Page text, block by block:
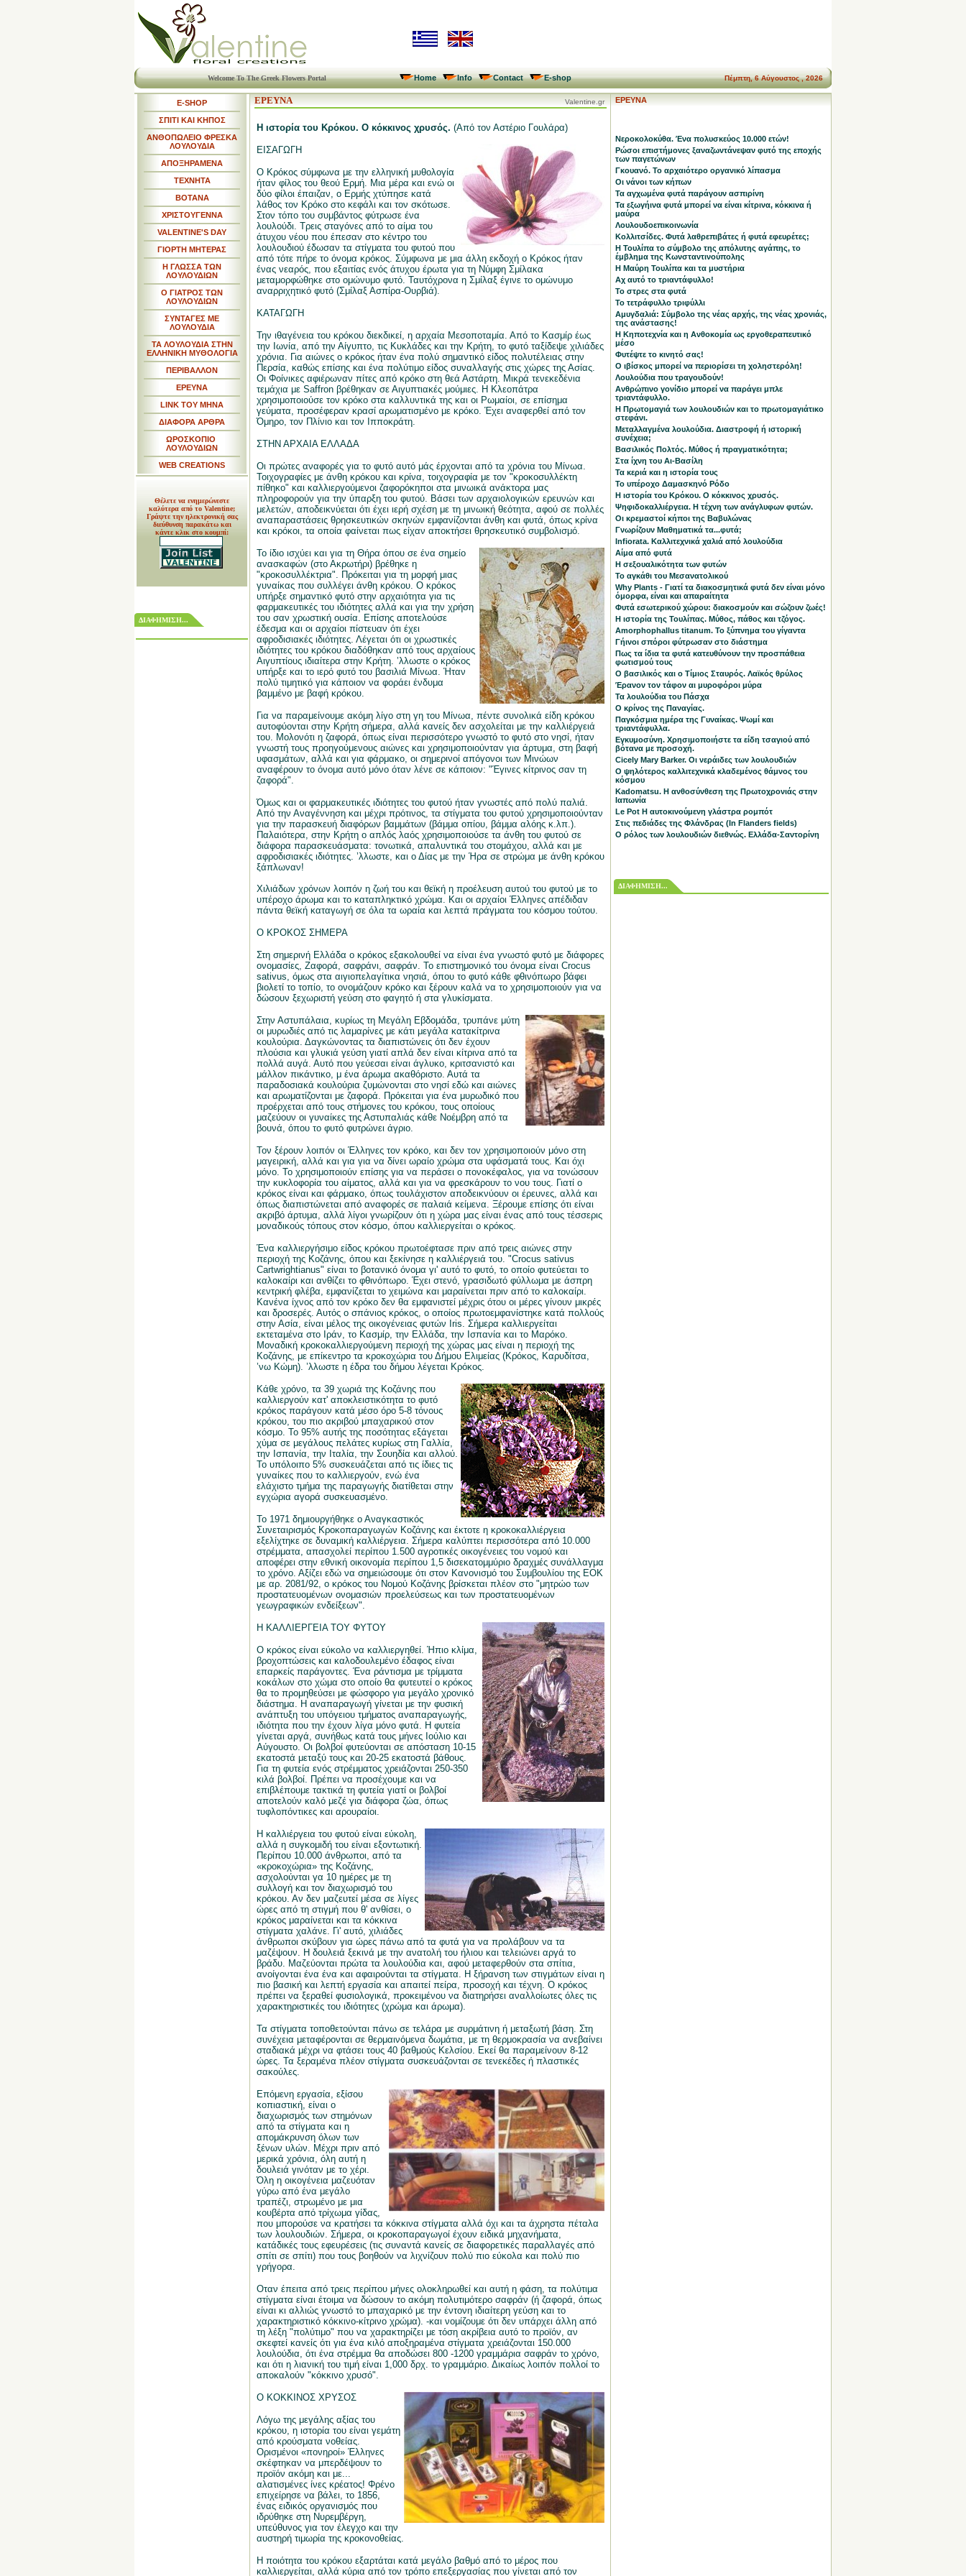
Welcome To The Greek Flowers Portal Home Info Contact E-shop Πέμπτη, 6 Αύγουστος , 2026
E-SHOP
ΣΠΙΤΙ ΚΑΙ ΚΗΠΟΣ
ΑΝΘΟΠΩΛΕΙΟ ΦΡΕΣΚΑ
ΛΟΥΛΟΥΔΙΑ
ΑΠΟΞΗΡΑΜΕΝΑ
ΤΕΧΝΗΤΑ
ΒΟΤΑΝΑ
ΧΡΙΣΤΟΥΓΕΝΝΑ
VALENTINE'S DAY
ΓΙΟΡΤΗ ΜΗΤΕΡΑΣ
Η ΓΛΩΣΣΑ ΤΩΝ
ΛΟΥΛΟΥΔΙΩΝ
Ο ΓΙΑΤΡΟΣ ΤΩΝ
ΛΟΥΛΟΥΔΙΩΝ
ΣΥΝΤΑΓΕΣ ΜΕ
ΛΟΥΛΟΥΔΙΑ
ΤΑ ΛΟΥΛΟΥΔΙΑ ΣΤΗΝ
ΕΛΛΗΝΙΚΗ ΜΥΘΟΛΟΓΙΑ
ΠΕΡΙΒΑΛΛΟΝ
ΕΡΕΥΝΑ
LINK TOY MHNA
ΔΙΑΦΟΡΑ ΑΡΘΡΑ
ΩΡΟΣΚΟΠΙΟ
ΛΟΥΛΟΥΔΙΩΝ
WEB CREATIONS
Θέλετε να ενημερώνεστε
καλύτερα από το Valentine;
Γράψτε την ηλεκτρονική σας
διεύθυνση παρακάτω και
κάντε κλικ στο κουμπί:
ΔΙΑΦΗΜΙΣΗ...
ΕΡΕΥΝΑ Valentine.gr
Η ιστορία του Κρόκου. Ο κόκκινος χρυσός. (Από τον Αστέριο Γουλάρα)
ΕΙΣΑΓΩΓΗ
Ο Κρόκος σύμφωνα με την ελληνική μυθολογία
ήταν φίλος του θεού Ερμή. Μια μέρα και ενώ οι
δύο φίλοι έπαιζαν, ο Ερμής χτύπησε κατά
λάθος τον Κρόκο στο κεφάλι και τον σκότωσε.
Στον τόπο του συμβάντος φύτρωσε ένα
λουλούδι. Τρεις σταγόνες από το αίμα του
άτυχου νέου που έπεσαν στο κέντρο του
λουλουδιού έδωσαν τα στίγματα του φυτού που
από τότε πήρε το όνομα κρόκος. Σύμφωνα με μια άλλη εκδοχή ο Κρόκος ήταν
ένας νεαρός, που εξαιτίας ενός άτυχου έρωτα για τη Νύμφη Σμίλακα
μεταμορφώθηκε στο ομώνυμο φυτό. Ταυτόχρονα η Σμίλαξ έγινε το ομώνυμο
αναρριχητικό φυτό (Σμίλαξ Ασπίρα-Ουρβιά).
ΚΑΤΑΓΩΓΗ
Την ιθαγένεια του κρόκου διεκδικεί, η αρχαία Μεσοποταμία. Από το Κασμίρ έως
την Ιωνία, από την Αίγυπτο, τις Κυκλάδες και την Κρήτη, το φυτό ταξίδεψε χιλιάδες
χρόνια. Για αιώνες ο κρόκος ήταν ένα πολύ σημαντικό είδος πολυτέλειας στην
Περσία, καθώς επίσης και ένα πολύτιμο είδος συναλλαγής στις χώρες της Ασίας.
Οι Φοίνικες αφιέρωναν πίτες από κρόκο στη θεά Αστάρτη. Μικρά τενεκεδένια
τεμάχια με Saffron βρέθηκαν σε Αιγυπτιακές μούμιες. Η Κλεοπάτρα
χρησιμοποιούσε τον κρόκο στα καλλυντικά της και οι Ρωμαίοι, σε επίσημα
γεύματα, προσέφεραν κρασί αρωματισμένο με κρόκο. Έχει αναφερθεί από τον
Όμηρο, τον Πλίνιο και τον Ιπποκράτη.
ΣΤΗΝ ΑΡΧΑΙΑ ΕΛΛΑΔΑ
Οι πρώτες αναφορές για το φυτό αυτό μάς έρχονται από τα χρόνια του Μίνωα.
Τοιχογραφίες με άνθη κρόκου και κρίνα, τοιχογραφία με τον "κροκοσυλλέκτη
πίθηκο" και καλλιεργούμενοι ζαφορόκηποι στα μινωικά ανάκτορα μας
πληροφορούν για την ύπαρξη του φυτού. Βάσει των αρχαιολογικών ερευνών και
μελετών, αποδεικνύεται ότι έχει ιερή σχέση με τη μινωική θεότητα, αφού σε πολλές
αναπαραστάσεις θρησκευτικών σκηνών εμφανίζονται άνθη και φυτά, όπως κρίνα
και κρόκοι, τα οποία φαίνεται πως είχαν αποκτήσει θρησκευτικό συμβολισμό.
Το ίδιο ισχύει και για τη Θήρα όπου σε ένα σημείο
ανασκαφών (στο Ακρωτήρι) βρέθηκε η
"κροκοσυλλέκτρια". Πρόκειται για τη μορφή μιας
γυναίκας που συλλέγει άνθη κρόκου. Ο κρόκος
υπήρξε σημαντικό φυτό στην αρχαιότητα για τις
φαρμακευτικές του ιδιότητες αλλά και για την χρήση
του σαν χρωστική ουσία. Επίσης αποτελούσε
έδεσμα και οι αρχαίοι πίστευαν ότι έχει
αφροδισιακές ιδιότητες. Λέγεται ότι οι χρωστικές
ιδιότητες του κρόκου διαδόθηκαν από τους αρχαίους
Αιγυπτίους ιδιαίτερα στην Κρήτη. ’λλωστε ο κρόκος
υπήρξε και το ιερό φυτό του βασιλιά Μίνωα. Ήταν
πολύ τιμητικό για κάποιον να φοράει ένδυμα
βαμμένο με βαφή κρόκου.
Για να παραμείνουμε ακόμη λίγο στη γη του Μίνωα, πέντε συνολικά είδη κρόκου
αυτοφύονται στην Κρήτη σήμερα, αλλά κανείς δεν ασχολείται με την καλλιέργειά
του. Μολονότι η ζαφορά, όπως είναι περισσότερο γνωστό το φυτό στο νησί, ήταν
γνωστή τους προηγούμενους αιώνες και χρησιμοποιούνταν για άρτυμα, στη βαφή
υφασμάτων, αλλά και για φάρμακο, οι σημερινοί απόγονοι των Μινώων
αναφέρουν το όνομα αυτό μόνο όταν λένε σε κάποιον: "Έγινες κίτρινος σαν τη
ζαφορά".
Όμως και οι φαρμακευτικές ιδιότητες του φυτού ήταν γνωστές από πολύ παλιά.
Από την Αναγέννηση και μέχρι πρότινος, τα στίγματα του φυτού χρησιμοποιούνταν
για την παρασκευή διαφόρων βαμμάτων (βάμμα οπίου, βάμμα αλόης κ.λπ.).
Παλαιότερα, στην Κρήτη ο απλός λαός χρησιμοποιούσε τα άνθη του φυτού σε
διάφορα παρασκευάσματα: τονωτικά, απαλυντικά του στομάχου, αλλά και με
αφροδισιακές ιδιότητες. ’λλωστε, και ο Δίας με την Ήρα σε στρώμα με άνθη κρόκου
ξάπλωναν!
Χιλιάδων χρόνων λοιπόν η ζωή του και θεϊκή η προέλευση αυτού του φυτού με το
υπέροχο άρωμα και το καταπληκτικό χρώμα. Και οι αρχαίοι Έλληνες απέδιδαν
πάντα θεϊκή καταγωγή σε όλα τα ωραία και λεπτά πράγματα του κόσμου τούτου.
Ο ΚΡΟΚΟΣ ΣΗΜΕΡΑ
Στη σημερινή Ελλάδα ο κρόκος εξακολουθεί να είναι ένα γνωστό φυτό με διάφορες
ονομασίες, Ζαφορά, σαφράνι, σαφράν. Το επιστημονικό του όνομα είναι Crocus
sativus, όμως στα αιγιοπελαγίτικα νησιά, όπου το φυτό κάθε φθινόπωρο βάφει
βιολετί το τοπίο, το ονομάζουν κρόκο και ξέρουν καλά να το χρησιμοποιούν για να
δώσουν ξεχωριστή γεύση στο φαγητό ή στα γλυκίσματα.
Στην Αστυπάλαια, κυρίως τη Μεγάλη Εβδομάδα, τρυπάνε μύτη
οι μυρωδιές από τις λαμαρίνες με κάτι μεγάλα κατακίτρινα
κουλούρια. Δαγκώνοντας τα διαπιστώνεις ότι δεν έχουν
πλούσια και γλυκιά γεύση γιατί απλά δεν είναι κίτρινα από τα
πολλά αυγά. Αυτό που γεύεσαι είναι άγλυκο, κριτσανιστό και
μάλλον πικάντικο, μ ένα άρωμα ακαθόριστο. Αυτά τα
παραδοσιακά κουλούρια ζυμώνονται στο νησί εδώ και αιώνες
και αρωματίζονται με ζαφορά. Πρόκειται για ένα μυρωδικό που
προέρχεται από τους στήμονες του κρόκου, τους οποίους
μαζεύουν οι γυναίκες της Αστυπαλιάς κάθε Νοέμβρη από τα
βουνά, όπου το φυτό φυτρώνει άγριο.
Τον ξέρουν λοιπόν οι Έλληνες τον κρόκο, και δεν τον χρησιμοποιούν μόνο στη
μαγειρική, αλλά και για για να δίνει ωραίο χρώμα στα υφάσματά τους. Και όχι
μόνο. Το χρησιμοποιούν επίσης για να περάσει ο πονοκέφαλος, για να τονώσουν
την κυκλοφορία του αίματος, αλλά και για να φρεσκάρουν το νου τους. Γιατί ο
κρόκος είναι και φάρμακο, όπως τουλάχιστον αποδεικνύουν οι έρευνες, αλλά και
όπως διαπιστώνεται από αναφορές σε παλαιά κείμενα. Ξέρουμε επίσης ότι είναι
ακριβό άρτυμα, αλλά λίγοι γνωρίζουν ότι η χώρα μας είναι ένας από τους τέσσερις
μοναδικούς τόπους στον κόσμο, όπου καλλιεργείται ο κρόκος.
Ένα καλλιεργήσιμο είδος κρόκου πρωτοέφτασε πριν από τρεις αιώνες στην
περιοχή της Κοζάνης, όπου και ξεκίνησε η καλλιέργειά του. "Crocus sativus
Cartwrightianus" είναι το βοτανικό όνομα γι' αυτό το φυτό, το οποίο φυτεύεται το
καλοκαίρι και ανθίζει το φθινόπωρο. Έχει στενό, γρασιδωτό φύλλωμα με άσπρη
κεντρική φλέβα, εμφανίζεται το χειμώνα και μαραίνεται πριν από το καλοκαίρι.
Κανένα ίχνος από τον κρόκο δεν θα εμφανιστεί μέχρις ότου οι μέρες γίνουν μικρές
και δροσερές. Αυτός ο σπάνιος κρόκος, ο οποίος πρωτοεμφανίστηκε κατά πολλούς
στην Ασία, είναι μέλος της οικογένειας φυτών Iris. Σήμερα καλλιεργείται
εκτεταμένα στο Ιράν, το Κασμίρ, την Ελλάδα, την Ισπανία και το Μαρόκο.
Μοναδική κροκοκαλλιεργούμενη περιοχή της χώρας μας είναι η περιοχή της
Κοζάνης, με επίκεντρο τα κροκοχώρια του Δήμου Ελιμείας (Κρόκος, Καρυδίτσα,
’νω Κώμη). ’λλωστε η έδρα του δήμου λέγεται Κρόκος.
Κάθε χρόνο, τα 39 χωριά της Κοζάνης που
καλλιεργούν κατ' αποκλειστικότητα το φυτό
κρόκος παράγουν κατά μέσο όρο 5-8 τόνους
κρόκου, του πιο ακριβού μπαχαρικού στον
κόσμο. Το 95% αυτής της ποσότητας εξάγεται
χύμα σε μεγάλους πελάτες κυρίως στη Γαλλία,
την Ισπανία, την Ιταλία, την Σουηδία και αλλού.
Το υπόλοιπο 5% συσκευάζεται από τις ίδιες τις
γυναίκες που το καλλιεργούν, ενώ ένα
ελάχιστο τμήμα της παραγωγής διατίθεται στην
εγχώρια αγορά συσκευασμένο.
Το 1971 δημιουργήθηκε ο Αναγκαστικός
Συνεταιρισμός Κροκοπαραγωγών Κοζάνης και έκτοτε η κροκοκαλλιέργεια
εξελίχτηκε σε δυναμική καλλιέργεια. Σήμερα καλύπτει περισσότερα από 10.000
στρέμματα, απασχολεί περίπου 1.500 αγροτικές οικογένειες του νομού και
αποφέρει στην εθνική οικονομία περίπου 1,5 δισεκατομμύριο δραχμές συνάλλαγμα
το χρόνο. Αξίζει εδώ να σημειώσουμε ότι στον Κανονισμό του Συμβουλίου της ΕΟΚ
με αρ. 2081/92, ο κρόκος του Νομού Κοζάνης βρίσκεται πλέον στο "μητρώο των
προστατευομένων ονομασιών προελεύσεως και των προστατευομένων
γεωγραφικών ενδείξεων".
Η ΚΑΛΛΙΕΡΓΕΙΑ ΤΟΥ ΦΥΤΟΥ
Ο κρόκος είναι εύκολο να καλλιεργηθεί. Ήπιο κλίμα,
βροχοπτώσεις και καλοδουλεμένο έδαφος είναι
επαρκείς παράγοντες. Ένα ράντισμα με τρίμματα
κοκάλων στο χώμα στο οποίο θα φυτευτεί ο κρόκος
θα το προμηθεύσει με φώσφορο για μεγάλο χρονικό
διάστημα. Η αναπαραγωγή γίνεται με την φυσική
ανάπτυξη του υπόγειου τμήματος αναπαραγωγής,
ιδιότητα που την έχουν λίγα μόνο φυτά. Η φυτεία
γίνεται αργά, συνήθως κατά τους μήνες Ιούλιο και
Αύγουστο. Οι βολβοί φυτεύονται σε απόσταση 10-15
εκατοστά μεταξύ τους και 20-25 εκατοστά βάθους.
Για τη φυτεία ενός στρέμματος χρειάζονται 250-350
κιλά βολβοί. Πρέπει να προσέχουμε και να
επιβλέπουμε τακτικά τη φυτεία γιατί οι βολβοί
αποτελούν καλό μεζέ για διάφορα ζώα, όπως
τυφλοπόντικες και αρουραίοι.
Η καλλιέργεια του φυτού είναι εύκολη,
αλλά η συγκομιδή του είναι εξοντωτική.
Περίπου 10.000 άνθρωποι, από τα
«κροκοχώρια» της Κοζάνης,
ασχολούνται γα 10 ημέρες με τη
συλλογή και τον διαχωρισμό του
κρόκου. Αν δεν μαζευτεί μέσα σε λίγες
ώρες από τη στιγμή που θ' ανθίσει, ο
κρόκος μαραίνεται και τα κόκκινα
στίγματα χαλάνε. Γι' αυτό, χιλιάδες
άνθρωποι σκύβουν για ώρες πάνω από τα φυτά για να προλάβουν να τα
μαζέψουν. Η δουλειά ξεκινά με την ανατολή του ήλιου και τελειώνει αργά το
βράδυ. Μαζεύονται πρώτα τα λουλούδια και, αφού μεταφερθούν στα σπίτια,
ανοίγονται ένα ένα και αφαιρούνται τα στίγματα. Η ξήρανση των στιγμάτων είναι η
πιο βασική και λεπτή εργασία και απαιτεί πείρα, προσοχή και τέχνη. Ο κρόκος
πρέπει να ξεραθεί φυσιολογικά, προκειμένου να διατηρήσει αναλλοίωτες όλες τις
χαρακτηριστικές του ιδιότητες (χρώμα και άρωμα).
Τα στίγματα τοποθετούνται πάνω σε τελάρα με συρμάτινη ή μεταξωτή βάση. Στη
συνέχεια μεταφέρονται σε θερμαινόμενα δωμάτια, με τη θερμοκρασία να ανεβαίνει
σταδιακά μέχρι να φτάσει τους 40 βαθμούς Κελσίου. Εκεί θα παραμείνουν 8-12
ώρες. Τα ξεραμένα πλέον στίγματα συσκευάζονται σε τενεκέδες ή πλαστικές
σακούλες.
Επόμενη εργασία, εξίσου
κοπιαστική, είναι ο
διαχωρισμός των στημόνων
από τα στίγματα και η
απομάκρυνση όλων των
ξένων υλών. Μέχρι πριν από
μερικά χρόνια, όλη αυτή η
δουλειά γινόταν με το χέρι.
Όλη η οικογένεια μαζευόταν
γύρω από ένα μεγάλο
τραπέζι, στρωμένο με μια
κουβέρτα από τρίχωμα γίδας,
που μπορούσε να κρατήσει τα κόκκινα στίγματα αλλά όχι και τα άχρηστα πέταλα
των λουλουδιών. Σήμερα, οι κροκοπαραγωγοί έχουν ειδικά μηχανήματα,
κατάδικές τους εφευρέσεις (τις συναντά κανείς σε διαφορετικές παραλλαγές από
σπίτι σε σπίτι) που τους βοηθούν να λιχνίζουν πολύ πιο εύκολα και πολύ πιο
γρήγορα.
Οταν έπειτα από τρεις περίπου μήνες ολοκληρωθεί και αυτή η φάση, τα πολύτιμα
στίγματα είναι έτοιμα να δώσουν το ακόμη πολυτιμότερο σαφράν (ή ζαφορά, όπως
είναι κι αλλιώς γνωστό το μπαχαρικό με την έντονη ιδιαίτερη γεύση και το
χαρακτηριστικό κόκκινο-κίτρινο χρώμα). -και νομίζουμε ότι δεν υπάρχει άλλη από
τη λέξη "πολύτιμο" που να χαρακτηρίζει με τόση ακρίβεια αυτό το προϊόν, αν
σκεφτεί κανείς ότι για ένα κιλό αποξηραμένα στίγματα χρειάζονται 150.000
λουλούδια, ότι ένα στρέμμα θα αποδώσει 800 -1200 γραμμάρια σαφράν το χρόνο,
και ότι η λιανική του τιμή είναι 1,000 δρχ. το γραμμάριο. Δικαίως λοιπόν πολλοί το
αποκαλούν "κόκκινο χρυσό".
Ο ΚΟΚΚΙΝΟΣ ΧΡΥΣΟΣ
Λόγω της μεγάλης αξίας του
κρόκου, η ιστορία του είναι γεμάτη
από κρούσματα νοθείας.
Ορισμένοι «πονηροί» Έλληνες
σκέφτηκαν να μπερδέψουν το
προϊόν ακόμη και με...
αλατισμένες ίνες κρέατος! Φρένο
επιχείρησε να βάλει, το 1856,
ένας ειδικός οργανισμός που
ιδρύθηκε στη Νυρεμβέργη,
υπεύθυνος για τον έλεγχο και την
αυστηρή τιμωρία της κροκονοθείας.
Η ποιότητα του κρόκου εξαρτάται κατά μεγάλο βαθμό από το μέρος που
καλλιεργείται, αλλά κύρια από τον τρόπο επεξεργασίας που γίνεται από τον
ΕΡΕΥΝΑ
Νεροκολοκύθα. Ένα πολυσκεύος 10.000 ετών!
Ρώσοι επιστήμονες ξαναζωντάνεψαν φυτό της εποχής
των παγετώνων
Γκουανό. Το αρχαιότερο οργανικό λίπασμα
Οι νάνοι των κήπων
Τα αγχωμένα φυτά παράγουν ασπιρίνη
Τα εξωγήινα φυτά μπορεί να είναι κίτρινα, κόκκινα ή
μαύρα
Λουλουδοεπικοινωνία
Κολλιτσίδες. Φυτά λαθρεπιβάτες ή φυτά εφευρέτες;
Η Τουλίπα το σύμβολο της απόλυτης αγάπης, το
έμβλημα της Κωνσταντινούπολης
Η Μαύρη Τουλίπα και τα μυστήρια
Αχ αυτό το τριαντάφυλλο!
Το στρες στα φυτά
Το τετράφυλλο τριφύλλι
Αμυγδαλιά: Σύμβολο της νέας αρχής, της νέας χρονιάς,
της ανάστασης!
Η Κηποτεχνία και η Ανθοκομία ως εργοθεραπευτικό
μέσο
Φυτέψτε το κινητό σας!
Ο ιβίσκος μπορεί να περιορίσει τη χοληστερόλη!
Λουλούδια που τραγουδούν!
Ανθρώπινο γονίδιο μπορεί να παράγει μπλε
τριαντάφυλλο.
Η Πρωτομαγιά των λουλουδιών και το πρωτομαγιάτικο
στεφάνι.
Μεταλλαγμένα λουλούδια. Διαστροφή ή ιστορική
συνέχεια;
Βασιλικός Πολτός. Μύθος ή πραγματικότητα;
Στα ίχνη του Αι-Βασίλη
Τα κεριά και η ιστορία τους
Το υπέροχο Δαμασκηνό Ρόδο
Η ιστορία του Κρόκου. Ο κόκκινος χρυσός.
Ψηφιδοκαλλιέργεια. Η τέχνη των ανάγλυφων φυτών.
Οι κρεμαστοί κήποι της Βαβυλώνας
Γνωρίζουν Μαθηματικά τα...φυτά;
Infiorata. Καλλιτεχνικά χαλιά από λουλούδια
Αίμα από φυτά
Η σεξουαλικότητα των φυτών
Το αγκάθι του Μεσανατολικού
Why Plants - Γιατί τα διακοσμητικά φυτά δεν είναι μόνο
όμορφα, είναι και απαραίτητα
Φυτά εσωτερικού χώρου: διακοσμούν και σώζουν ζωές!
Η ιστορία της Τουλίπας. Μύθος, πάθος και τζόγος.
Amorphophallus titanum. Το ξύπνημα του γίγαντα
Γήινοι σπόροι φύτρωσαν στο διάστημα
Πως τα ίδια τα φυτά κατευθύνουν την προσπάθεια
φωτισμού τους
Ο βασιλικός και ο Τίμιος Σταυρός. Λαϊκός θρύλος
Έρανον τον τάφον αι μυροφόροι μύρα
Τα λουλούδια του Πάσχα
Ο κρίνος της Παναγίας.
Παγκόσμια ημέρα της Γυναίκας. Ψωμί και
τριαντάφυλλα.
Εγκυμοσύνη. Χρησιμοποιήστε τα είδη τσαγιού από
βότανα με προσοχή.
Cicely Mary Barker. Οι νεράιδες των λουλουδιών
Ο ψηλότερος καλλιτεχνικά κλαδεμένος θάμνος του
κόσμου
Κadomatsu. Η ανθοσύνθεση της Πρωτοχρονιάς στην
Ιαπωνία
Le Pot Η αυτοκινούμενη γλάστρα ρομπότ
Στις πεδιάδες της Φλάνδρας (In Flanders fields)
Ο ρόλος των λουλουδιών διεθνώς. Ελλάδα-Σαντορίνη
ΔΙΑΦΗΜΙΣΗ...